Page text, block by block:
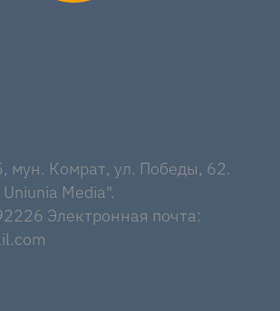
мун. Комрат, ул. Победы, 62.
Media".
Электронная почта: